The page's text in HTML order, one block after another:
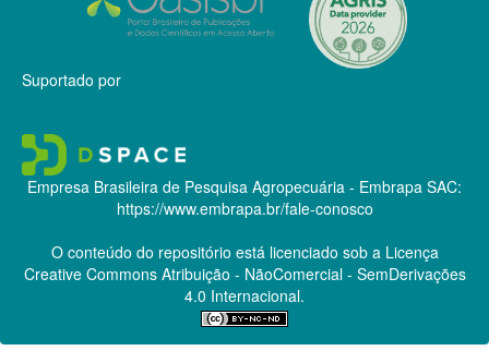
Suportado por
Empresa Brasileira de Pesquisa Agropecuária - Embrapa SAC:
https://www.embrapa.br/fale-conosco
O conteúdo do repositório está licenciado sob a Licença
Creative CommonsAtribuição - NãoComercial - SemDerivações
4.0 Internacional.